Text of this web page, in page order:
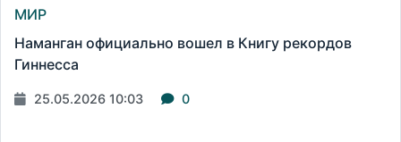
МИР
Наманган официально вошел в Книгу рекордов
Гиннесса
25.05.2026 10:03 0